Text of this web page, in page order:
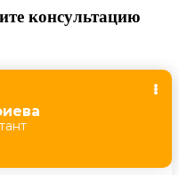
консультацию